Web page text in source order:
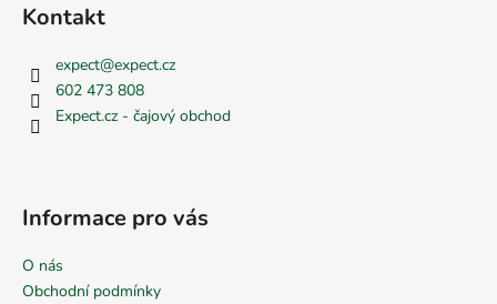
Kontakt
expect@expect.cz
602 473 808
Expect.cz - čajový obchod
Informace pro vás
O nás
Obchodní podmínky